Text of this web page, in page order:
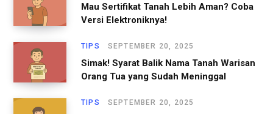
Mau Sertifikat Tanah Lebih Aman? Coba
Versi Elektroniknya!
TIPS SEPTEMBER 20, 2025
Simak! Syarat Balik Nama Tanah Warisan
Orang Tua yang Sudah Meninggal
TIPS SEPTEMBER 20, 2025